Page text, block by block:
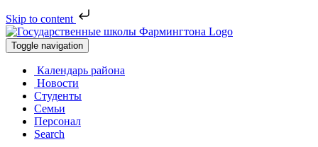
Skip to content
Toggle navigation
Календарь района
Новости
Студенты
Семьи
Персонал
Search